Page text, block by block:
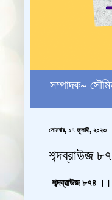
সম্পাদক~
সোমবার, ১৭ জুলাই, ২০২৩
শব্দব্রাউজ
শব্দব্রাউজ ৮৭৪